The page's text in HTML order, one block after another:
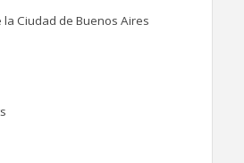
Ciudad de Buenos Aires